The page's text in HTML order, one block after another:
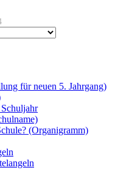
für neuen 5. Jahrgang)
(Organigramm)